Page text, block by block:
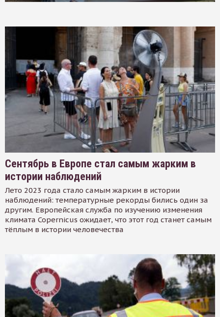
Сентябрь в Европе стал самым жарким в
истории наблюдений
Лето 2023 года стало самым жарким в истории
наблюдений: температурные рекорды бились один за
другим. Европейская служба по изучению изменения
климата Copernicus ожидает, что этот год станет самым
тёплым в истории человечества